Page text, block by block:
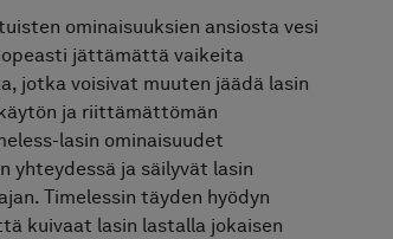
ominaisuuksien ansiosta vesi
jättämättä vaikeita
jotka voisivat muuten jäädä lasin
ja riittämättömän
lasin ominaisuudet
yhteydessä ja säilyvät lasin
Timelessin täyden hyödyn
kuivaat lasin lastalla jokaisen